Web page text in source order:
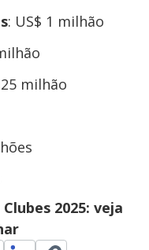
: US$ 1 milhão
milhão
2025: veja